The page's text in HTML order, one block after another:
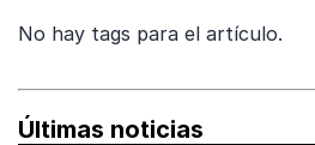
No hay tags para el artículo.
Últimas noticias